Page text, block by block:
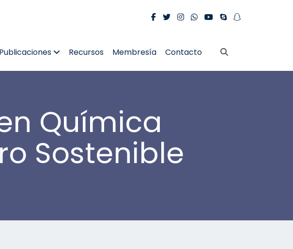
Publicaciones Recursos Membresía Contacto
Química
Sostenible